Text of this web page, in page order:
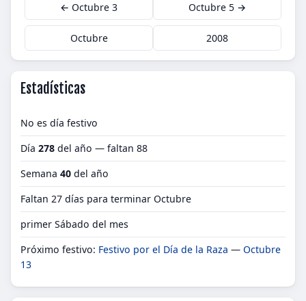
← Octubre 3 Octubre 5 →
Octubre 2008
Estadísticas
No es día festivo
Día 278 del año — faltan 88
Semana 40 del año
Faltan 27 días para terminar Octubre
primer Sábado del mes
Próximo festivo: Festivo por el Día de la Raza — Octubre
13